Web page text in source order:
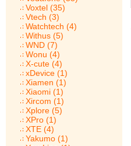
Voxtel (35)
Vtech (3)
Watchtech (4)
Withus (5)
WND (7)
Wonu (4)
X-cute (4)
xDevice (1)
Xiamen (1)
Xiaomi (1)
Xircom (1)
Xplore (5)
XPro (1)
XTE (4)
Yakumo (1)